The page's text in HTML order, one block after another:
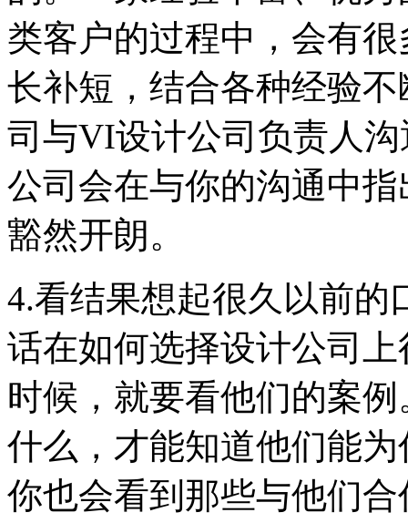
类客户的过程中，会有
长补短，结合各种经验
司与VI设计公司负责人
公司会在与你的沟通中
豁然开朗。
4.看结果想起很久以前的
话在如何选择设计公司
时候，就要看他们的案
什么，才能知道他们能
你也会看到那些与他们